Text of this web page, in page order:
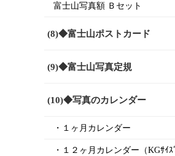
富士山写真額 Ｂセット
(8)◆富士山ポストカード
(9)◆富士山写真定規
(10)◆写真のカレンダー
・１ヶ月カレンダー
・１２ヶ月カレンダー（KGｻｲｽ